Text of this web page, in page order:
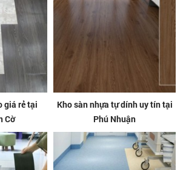
giá rẻ tại
Cờ
Kho sàn nhựa tự dính uy tín tại
Phú Nhuận